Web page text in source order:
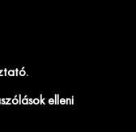
elleni